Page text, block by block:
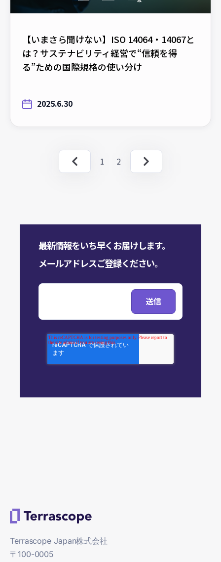
【いまさら聞けない】ISO 14064・14067と
は？サステナビリティ経営で“信頼を得
る”ための国際規格の使い分け
2025.6.30
1 2
最新情報をいち早くお届けします。
メールアドレスご登録ください。
Terrascope Japan株式会社
〒100-0005